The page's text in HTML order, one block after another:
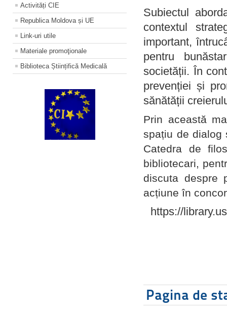
Activități CIE
Republica Moldova și UE
Link-uri utile
Materiale promoţionale
Biblioteca Științifică Medicală
Subiectul
contextul
important,
pentru
societății. În
prevenției și
sănătății
Prin această
spațiu de dialog
Catedra de
bibliotecari,
discuta despre
acțiune în
https://
Pagina de